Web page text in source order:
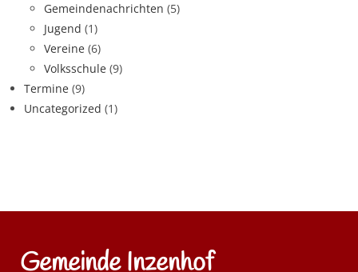
Gemeindenachrichten (5)
Jugend (1)
Vereine (6)
Volksschule (9)
Termine (9)
Uncategorized (1)
Gemeinde Inzenhof